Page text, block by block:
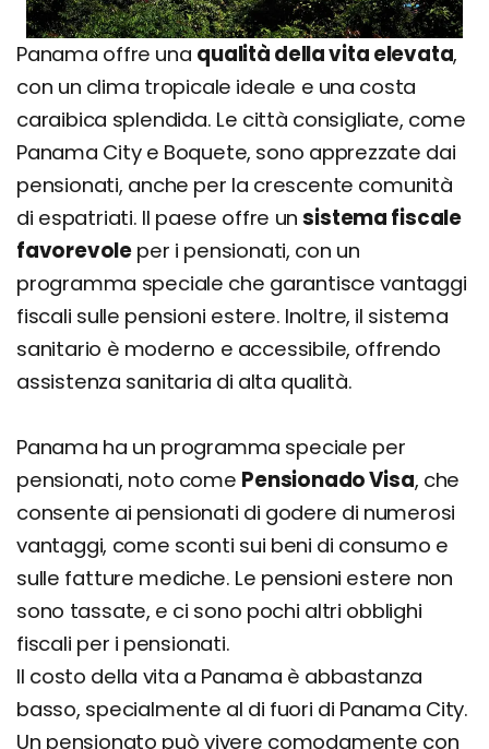
Panama offre una qualità della vita elevata,
con un clima tropicale ideale e una costa
caraibica splendida. Le città consigliate, come
Panama City e Boquete, sono apprezzate dai
pensionati, anche per la crescente comunità
di espatriati. Il paese offre unsistema fiscale
favorevole per i pensionati, con un
programma speciale che garantisce vantaggi
fiscali sulle pensioni estere. Inoltre, il sistema
sanitario è moderno e accessibile, offrendo
assistenza sanitaria di alta qualità.
Panama ha un programma speciale per
pensionati, noto come Pensionado Visa, che
consente ai pensionati di godere di numerosi
vantaggi, come sconti sui beni di consumo e
sulle fatture mediche. Le pensioni estere non
sono tassate, e ci sono pochi altri obblighi
fiscali per i pensionati.
Il costo della vita a Panama è abbastanza
basso, specialmente al di fuori di Panama City.
Un pensionato può vivere comodamente con